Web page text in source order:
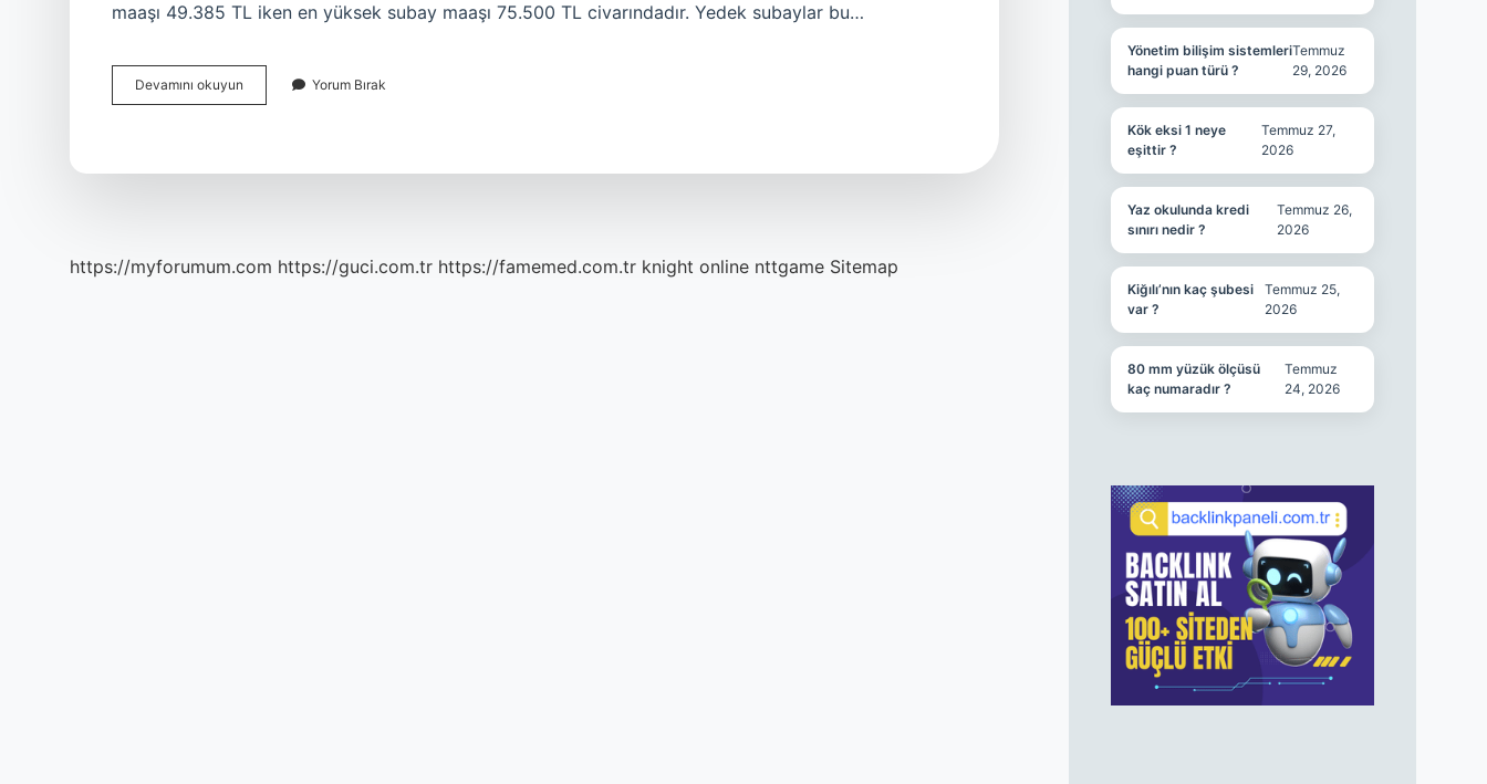
maaşı 49.385 TL iken en yüksek subay maaşı 75.500 TL civarındadır. Yedek subaylar bu…
Devamını okuyun
Maaşı
Yorum Bırak
https://myforumum.com https://guci.com.tr https://famemed.com.tr knight online nttgame Sitemap
Yönetim bilişim sistemleri
hangi puan türü ?
Temmuz
29, 2026
Kök eksi 1 neye
eşittir ?
Temmuz 27,
2026
Yaz okulunda kredi
sınırı nedir ?
Temmuz 26,
2026
Kiğılı’nın kaç şubesi
var ?
Temmuz 25,
2026
80 mm yüzük ölçüsü
kaç numaradır ?
Temmuz
24, 2026